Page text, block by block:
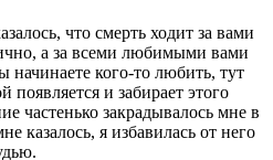
что смерть ходит за вами
а за всеми любимыми вами
начинаете кого-то любить, тут
появляется и забирает этого
частенько закрадывалось мне в
казалось, я избавилась от него